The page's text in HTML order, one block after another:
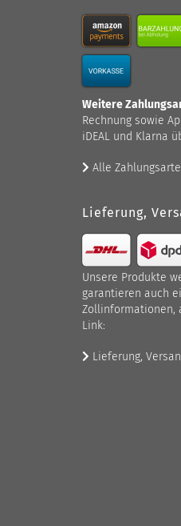
Weitere
Rechnung sowie
iDEAL und Klarna
Alle
Lieferung,
Unsere Produkte
garantieren auch
Zollinformationen,
Link:
Lieferung,